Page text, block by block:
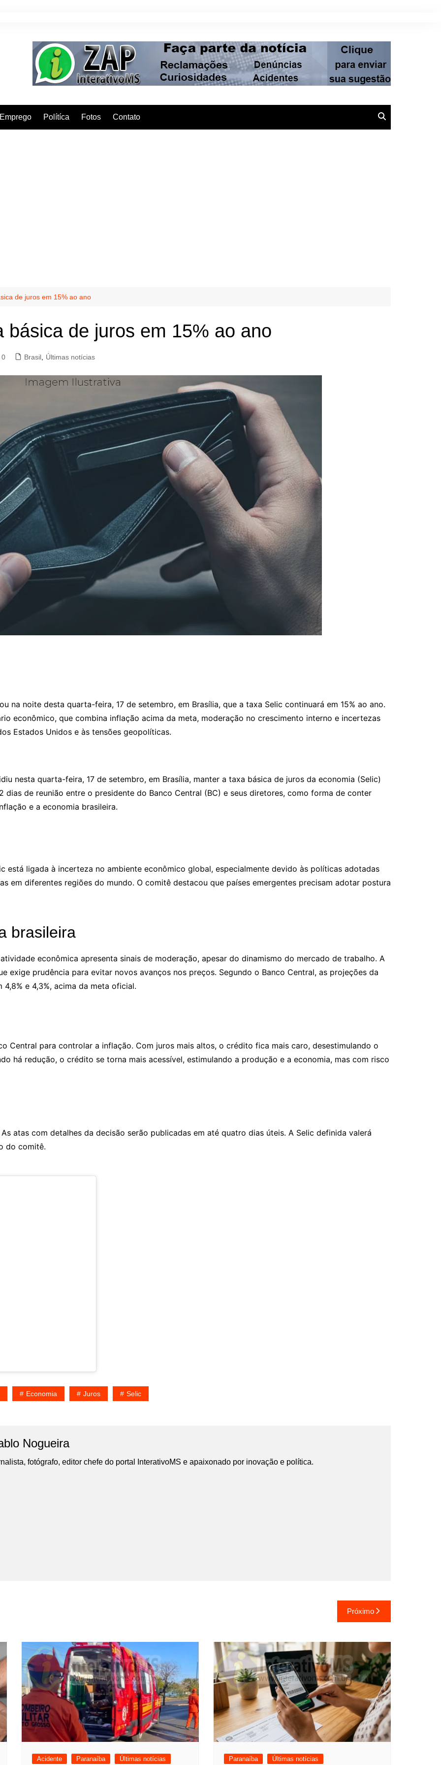
Emprego Polítíca Fotos Contato
de juros em 15% ao ano
básica de juros em 15% ao ano
0 Brasil Últimas notícias
na noite desta quarta-feira, 17 de setembro, em Brasília, que a taxa Selic continuará em 15% ao ano.
econômico, que combina inflação acima da meta, moderação no crescimento interno e incertezas
Estados Unidos e às tensões geopolíticas.
nesta quarta-feira, 17 de setembro, em Brasília, manter a taxa básica de juros da economia (Selic)
dias de reunião entre o presidente do Banco Central (BC) e seus diretores, como forma de conter
e a economia brasileira.
está ligada à incerteza no ambiente econômico global, especialmente devido às políticas adotadas
em diferentes regiões do mundo. O comitê destacou que países emergentes precisam adotar postura
brasileira
econômica apresenta sinais de moderação, apesar do dinamismo do mercado de trabalho. A
exige prudência para evitar novos avanços nos preços. Segundo o Banco Central, as projeções da
e 4,3%, acima da meta oficial.
Central para controlar a inflação. Com juros mais altos, o crédito fica mais caro, desestimulando o
há redução, o crédito se torna mais acessível, estimulando a produção e a economia, mas com risco
atas com detalhes da decisão serão publicadas em até quatro dias úteis. A Selic definida valerá
do comitê.
Economia Juros Selic
Nogueira
fotógrafo, editor chefe do portal InterativoMS e apaixonado por inovação e política.
Próximo
Acidente Paranaíba Últimas notícias Paranaíba Últimas notícias